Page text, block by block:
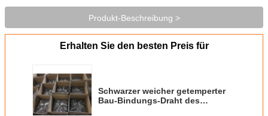
Produkt-Beschreibung >
Erhalten Sie den besten Preis für
Schwarzer weicher getemperter
Bau-Bindungs-Draht des